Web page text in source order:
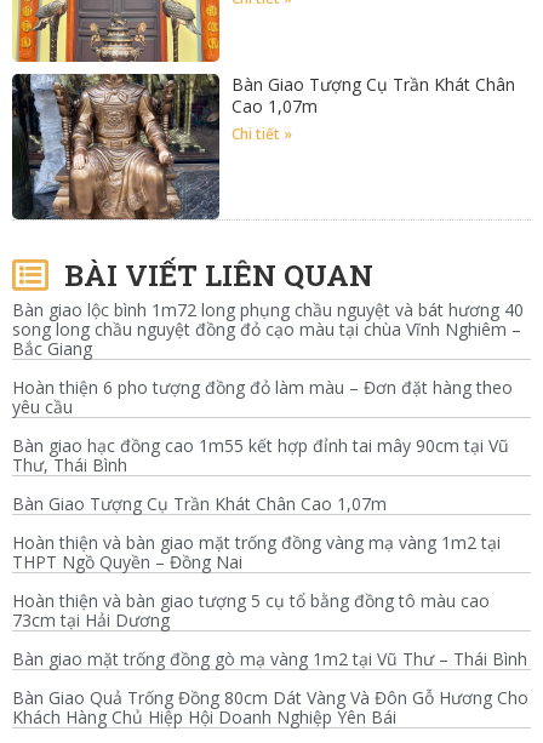
Bàn Giao Tượng Cụ Trần Khát Chân
Cao 1,07m
Chi tiết »
BÀI VIẾT LIÊN QUAN
Bàn giao lộc bình 1m72 long phụng chầu nguyệt và bát hương 40
song long chầu nguyệt đồng đỏ cạo màu tại chùa Vĩnh Nghiêm –
Bắc Giang
Hoàn thiện 6 pho tượng đồng đỏ làm màu – Đơn đặt hàng theo
yêu cầu
Bàn giao hạc đồng cao 1m55 kết hợp đỉnh tai mây 90cm tại Vũ
Thư, Thái Bình
Bàn Giao Tượng Cụ Trần Khát Chân Cao 1,07m
Hoàn thiện và bàn giao mặt trống đồng vàng mạ vàng 1m2 tại
THPT Ngồ Quyền – Đồng Nai
Hoàn thiện và bàn giao tượng 5 cụ tổ bằng đồng tô màu cao
73cm tại Hải Dương
Bàn giao mặt trống đồng gò mạ vàng 1m2 tại Vũ Thư – Thái Bình
Bàn Giao Quả Trống Đồng 80cm Dát Vàng Và Đôn Gỗ Hương Cho
Khách Hàng Chủ Hiệp Hội Doanh Nghiệp Yên Bái